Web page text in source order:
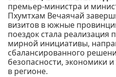
премьер-министра и
Пхумтхам Вечаячай
визитов в южные
поездок стала реализация
мирной инициативы,
сбалансированного
безопасности, экономики
в регионе.